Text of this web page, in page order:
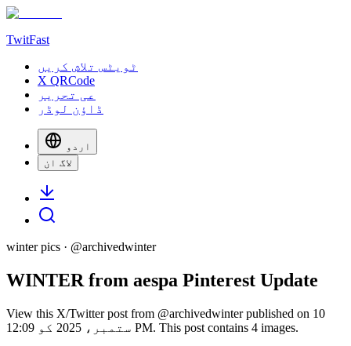
TwitFast
ٹویٹس تلاش کریں
X QRCode
عی تحریر
ڈاؤن لوڈر
اردو
لاگ ان
winter pics · @archivedwinter
WINTER from aespa Pinterest Update
View this X/Twitter post from @archivedwinter published on 10
ستمبر، 2025 کو 12:09 PM. This post contains 4 images.